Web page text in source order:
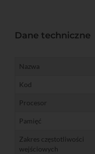
Dane techniczne
Nazwa
Kod
Procesor
Pamięć
Zakres częstotliwości
wejściowych